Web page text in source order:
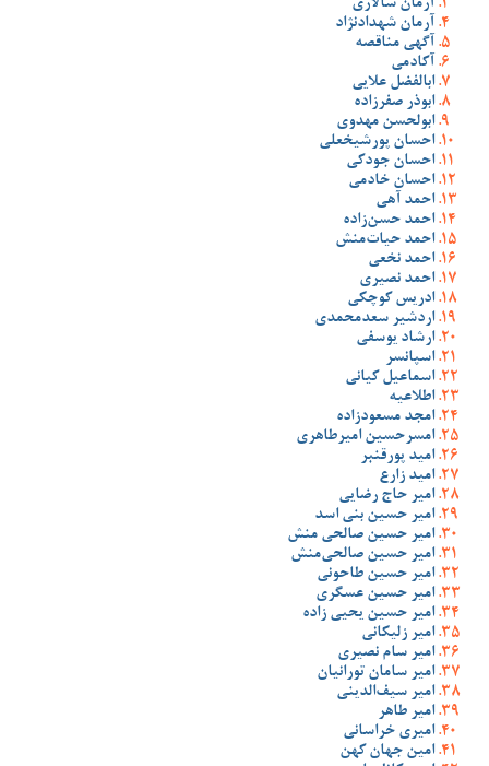
آرمان سالاری
آرمان شهدادنژاد
آگهی مناقصه
آکادمی
ابالفضل علایی
ابوذر صفرزاده
ابولحسن مهدوی
احسان پورشیخعلی
احسان جودکی
احسان خادمی
احمد آهی
احمد حسن‌زاده
احمد حیات‌منش
احمد نخعی
احمد نصیری
ادریس کوچکی
اردشیر سعدمحمدی
ارشاد یوسفی
اسپانسر
اسماعیل کیانی
اطلاعیه
امجد مسعودزاده
امسرحسین امیرطاهری
امید پورقنبر
امید زارع
امیر حاج رضایی
امیر حسین بنی اسد
امیر حسین صالحی منش
امیر حسین صالحی‌منش
امیر حسین طاحونی
امیر حسین عسگری
امیر حسین یحیی زاده
امیر زلیکانی
امیر سام نصیری
امیر سامان تورانیان
امیر سیف‌الدینی
امیر طاهر
امیری خراسانی
امین جهان کهن